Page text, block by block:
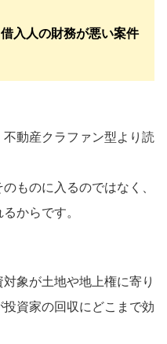
入人の財務が悪い案件
動産クラファン型より読
ものに入るのではなく、
からです。
象が土地や地上権に寄り
資家の回収にどこまで効